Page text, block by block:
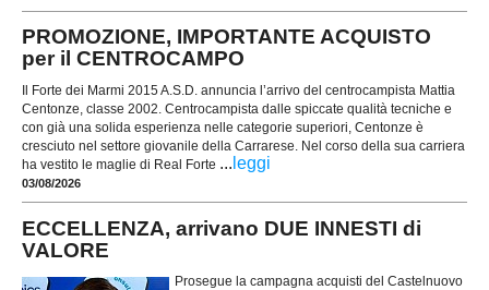
PROMOZIONE, IMPORTANTE ACQUISTO
per il CENTROCAMPO
Il Forte dei Marmi 2015 A.S.D. annuncia l’arrivo del centrocampista Mattia
Centonze, classe 2002. Centrocampista dalle spiccate qualità tecniche e
con già una solida esperienza nelle categorie superiori, Centonze è
cresciuto nel settore giovanile della Carrarese. Nel corso della sua carriera
ha vestito le maglie di Real Forte ... leggi
03/08/2026
ECCELLENZA, arrivano DUE INNESTI di
VALORE
Prosegue la campagna acquisti del Castelnuovo